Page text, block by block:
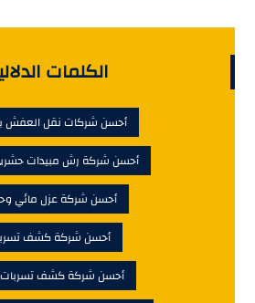
الكلمات
أحسن شركات نقل العفش
أحسن شركة رش مبيدات
أحسن شركة عزل مائي
أحسن شركة كشف
أحسن شركة كشف تسربات